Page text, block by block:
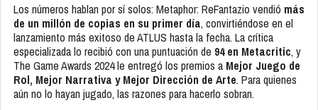
Los números hablan por sí solos: Metaphor: ReFantazio vendió más
de un millón de copias en su primer día, convirtiéndose en el
lanzamiento más exitoso de ATLUS hasta la fecha. La crítica
especializada lo recibió con una puntuación de 94 en Metacritic, y
The Game Awards 2024 le entregó los premios a Mejor Juego de
Rol, Mejor Narrativa y Mejor Dirección de Arte. Para quienes
aún no lo hayan jugado, las razones para hacerlo sobran.